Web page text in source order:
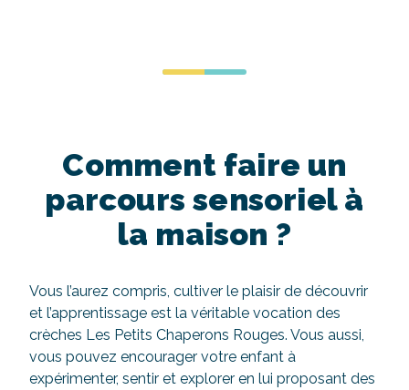
Comment faire un
parcours sensoriel à
la maison ?
Vous l’aurez compris, cultiver le plaisir de découvrir
et l’apprentissage est la véritable vocation des
crèches Les Petits Chaperons Rouges. Vous aussi,
vous pouvez encourager votre enfant à
expérimenter, sentir et explorer en lui proposant des